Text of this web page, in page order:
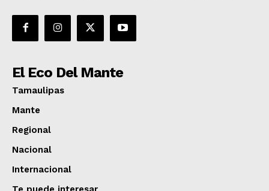
El Eco Del Mante
Tamaulipas
Mante
Regional
Nacional
Internacional